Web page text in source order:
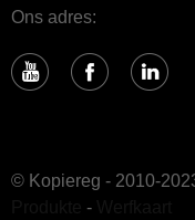
Ons adres:
© Kopiereg - 2010-
-